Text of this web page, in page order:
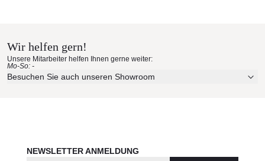
Erleben Sie unsere Stoffe und Materialien ganz in Ruhe in
Ihren eigenen vier Wänden.
Aktuelle Originalstoffe des Herstellers
Wir helfen gern!
Unsere Mitarbeiter helfen Ihnen gerne weiter:
Mo-So: -
Besuchen Sie auch unseren Showroom
NEWSLETTER ANMELDUNG